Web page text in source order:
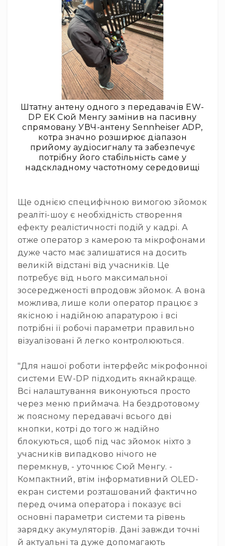
Генератори
піни
Генератори
вогню
Генератори
мильних
бульбашок
Рідина
для
генераторів
Управління
світлом
DMX-
інтерфейси
DMX
передавачі
DMX
Диммерні
контролери
Сплітери,
розподільники
Контролери
для
управління
світлом
DMX
декодери
Кріплення
світлових
приладів
Лампи
Сцена
Талі,
лебідки
Ферми
та
комплектуючі
Елементи
сценічної
підлоги
Штатну антену одного з передавачів EW-
DP EK Сюй Менгу замінив на пасивну
спрямовану УВЧ-антену Sennheiser ADP,
котра значно розширює діапазон
прийому аудіосигналу та забезпечує
потрібну його стабільність саме у
надскладному частотному середовищі
Ще однією специфічною вимогою зйомок
реаліті-шоу є необхідність створення
ефекту реалістичності подій у кадрі. А
отже оператор з камерою та мікрофонами
дуже часто має залишатися на досить
великій відстані від учасників. Це
потребує від нього максимальної
зосередженості впродовж зйомок. А вона
можлива, лише коли оператор працює з
якісною і надійною апаратурою і всі
потрібні її робочі параметри правильно
візуалізовані й легко контролюються.
"Для нашої роботи інтерфейс мікрофонної
системи EW-DP підходить якнайкраще.
Всі налаштування виконуються просто
через меню приймача. На бездротовому
ж поясному передавачі всього дві
кнопки, котрі до того ж надійно
блокуються, щоб під час зйомок ніхто з
учасників випадково нічого не
перемкнув, - уточнює Сюй Менгу. -
Компактний, втім інформативний OLED-
екран системи розташований фактично
перед очима оператора і показує всі
основні параметри системи та рівень
зарядку акумуляторів. Дані завжди точні
й актуальні та дуже допомагають